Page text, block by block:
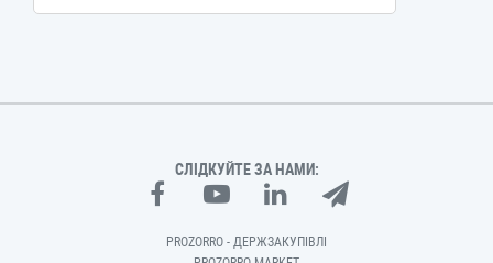
СЛІДКУЙТЕ ЗА НАМИ:
PROZORRO - ДЕРЖЗАКУПІВЛІ